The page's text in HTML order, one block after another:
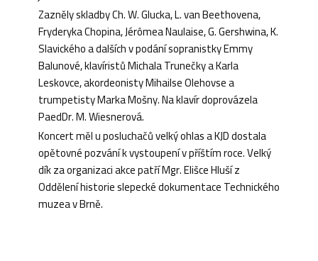
Zazněly skladby Ch. W. Glucka, L. van Beethovena,
Fryderyka Chopina, Jérômea Naulaise, G. Gershwina, K.
Slavického a dalších v podání sopranistky Emmy
Balunové, klavíristů Michala Trunečky a Karla
Leskovce, akordeonisty Mihailse Olehovse a
trumpetisty Marka Mošny. Na klavír doprovázela
PaedDr. M. Wiesnerová.
Koncert měl u posluchačů velký ohlas a KJD dostala
opětovné pozvání k vystoupení v příštím roce. Velký
dík za organizaci akce patří Mgr. Elišce Hluší z
Oddělení historie slepecké dokumentace Technického
muzea v Brně.